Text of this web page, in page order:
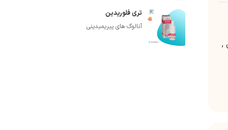
,
تری فلوریدین
آنالوگ های پیریمیدینی